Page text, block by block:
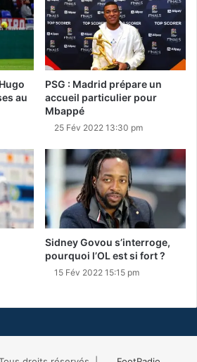
au
PSG : Madrid prépare un
accueil particulier pour
Mbappé
25 Fév 2022 13:30 pm
Sidney Govou s’interroge,
pourquoi l’OL est si fort ?
15 Fév 2022 15:15 pm